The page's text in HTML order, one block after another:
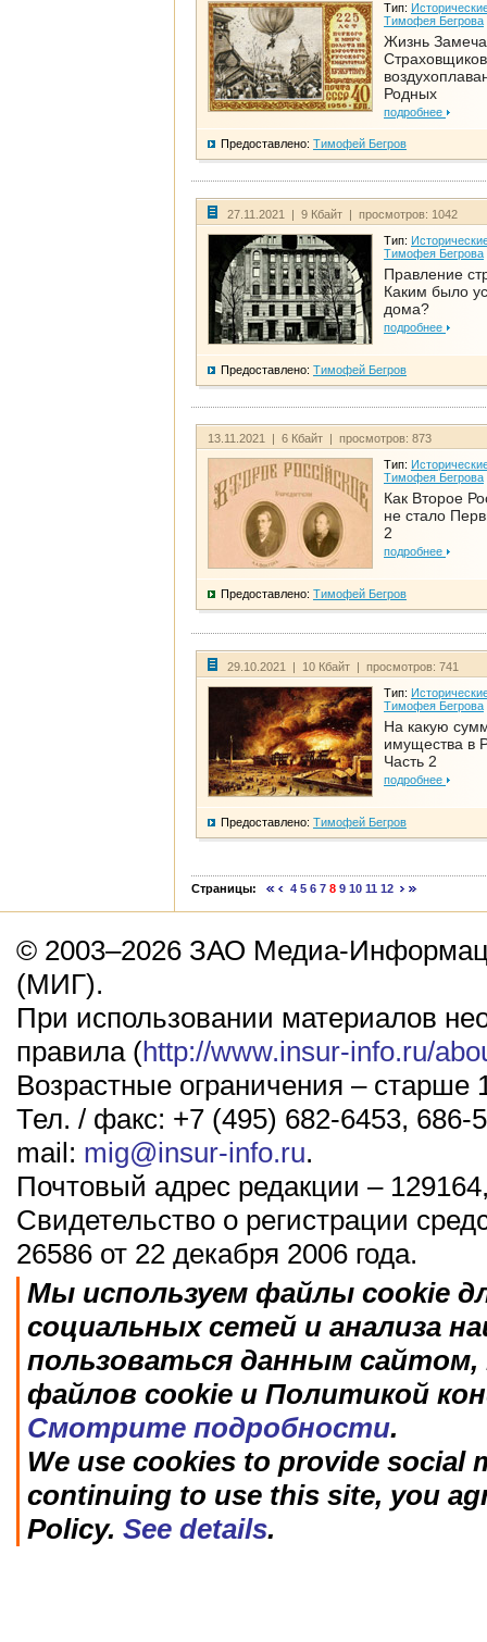
Тип:
Тимофея Бегрова
Жизнь
Родных
подробнее
Предоставлено: Тимофей Бегров
27.11.2021 | 9 Кбайт | просмотров: 1042
Тип:
Тимофея Бегрова
Правление
Каким было
дома?
подробнее
Предоставлено: Тимофей Бегров
13.11.2021 | 6 Кбайт | просмотров: 873
Тип:
Тимофея Бегрова
Как Второе
не стало
2
подробнее
Предоставлено: Тимофей Бегров
29.10.2021 | 10 Кбайт | просмотров: 741
Тип:
Тимофея Бегрова
На какую
имущества в
Часть 2
подробнее
Предоставлено: Тимофей Бегров
Страницы: 4 5 6 7 8 9 10 11 12
© 2003–2026 ЗАО Медиа-
(МИГ).
При использовании материалов
правила (http://www.insur-info.ru/
Возрастные ограничения – старше
Тел. / факс: +7 (495) 682-6453, 686-
mail: mig@insur-info.ru.
Почтовый адрес редакции –
Свидетельство о регистрации
26586 от 22 декабря 2006 года.
Мы используем файлы cookie
социальных сетей и анализа
пользоваться данным
файлов cookie и Политикой
Смотрите подробности.
We use cookies to provide social
continuing to use this site, you
Policy. See details.